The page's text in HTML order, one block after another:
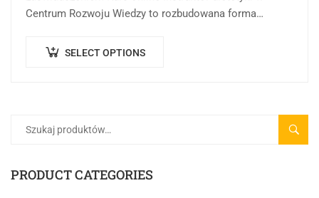
Centrum Rozwoju Wiedzy to rozbudowana forma
porządkowanie i pogłębianie…
SELECT OPTIONS
PRODUCT CATEGORIES